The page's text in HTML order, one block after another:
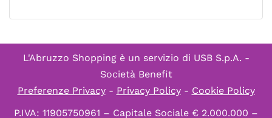
L'Abruzzo Shopping è un servizio di USB S.p.A. -
Società Benefit
Preferenze Privacy- Privacy Policy- Cookie Policy
P.IVA: 11905750961 – Capitale Sociale € 2.000.000 –